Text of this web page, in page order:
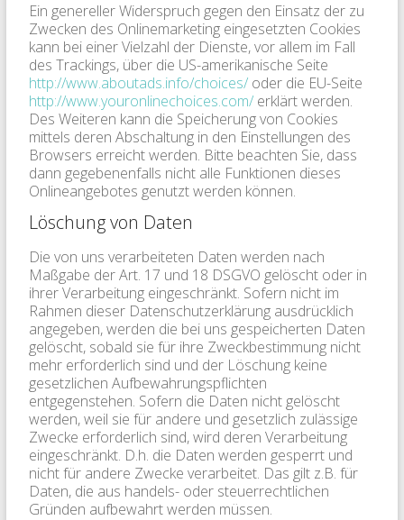
Ein genereller Widerspruch gegen den Einsatz der zu
Zwecken des Onlinemarketing eingesetzten Cookies
kann bei einer Vielzahl der Dienste, vor allem im Fall
des Trackings, über die US-amerikanische Seite
http://www.aboutads.info/choices/ oder die EU-Seite
http://www.youronlinechoices.com/ erklärt werden.
Des Weiteren kann die Speicherung von Cookies
mittels deren Abschaltung in den Einstellungen des
Browsers erreicht werden. Bitte beachten Sie, dass
dann gegebenenfalls nicht alle Funktionen dieses
Onlineangebotes genutzt werden können.
Löschung von Daten
Die von uns verarbeiteten Daten werden nach
Maßgabe der Art. 17 und 18 DSGVO gelöscht oder in
ihrer Verarbeitung eingeschränkt. Sofern nicht im
Rahmen dieser Datenschutzerklärung ausdrücklich
angegeben, werden die bei uns gespeicherten Daten
gelöscht, sobald sie für ihre Zweckbestimmung nicht
mehr erforderlich sind und der Löschung keine
gesetzlichen Aufbewahrungspflichten
entgegenstehen. Sofern die Daten nicht gelöscht
werden, weil sie für andere und gesetzlich zulässige
Zwecke erforderlich sind, wird deren Verarbeitung
eingeschränkt. D.h. die Daten werden gesperrt und
nicht für andere Zwecke verarbeitet. Das gilt z.B. für
Daten, die aus handels- oder steuerrechtlichen
Gründen aufbewahrt werden müssen.